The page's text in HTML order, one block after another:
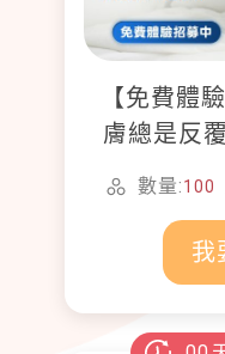
【免費體
膚總是反
加入貝膚
數量:100
我